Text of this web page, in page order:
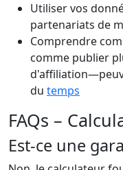
Utiliser vos
partenariats de
Comprendre
comme publier
du temps
FAQs –
Est-ce une